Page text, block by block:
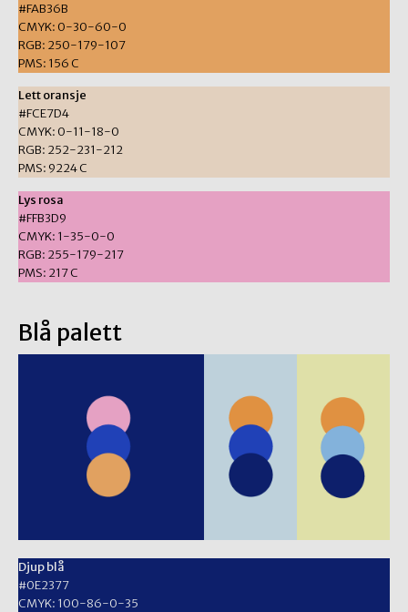
#FAB36B
CMYK: 0-30-60-0
RGB: 250-179-107
PMS: 156 C
Lett oransje
#FCE7D4
CMYK: 0-11-18-0
RGB: 252-231-212
PMS: 9224 C
Lys rosa
#FFB3D9
CMYK: 1-35-0-0
RGB: 255-179-217
PMS: 217 C
Blå palett
Djup blå
#0E2377
CMYK: 100-86-0-35